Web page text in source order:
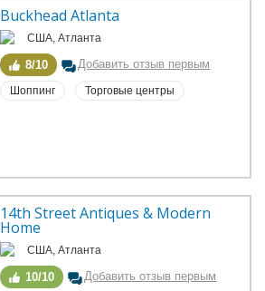
Buckhead Atlanta
США, Атланта
8/10 Добавить отзыв первым
Шоппинг Торговые центры
14th Street Antiques & Modern
Home
США, Атланта
10/10 Добавить отзыв первым